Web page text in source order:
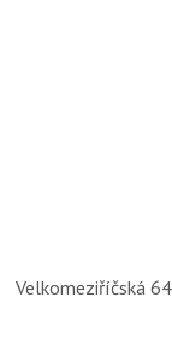
Velkomeziříčská